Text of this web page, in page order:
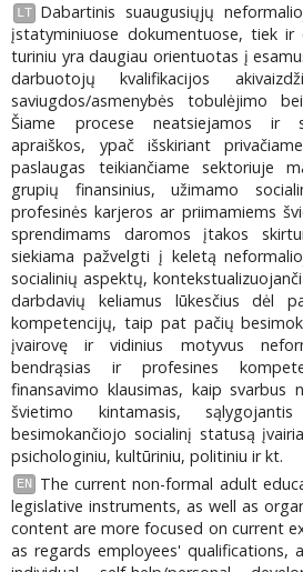
LT
Dabartinis suaugusiųjų
įstatyminiuose dokumentuose, tiek ir
turiniu yra daugiau orientuotas į
darbuotojų kvalifikacijos
saviugdos/asmenybės tobulėjimo
Šiame procese neatsiejamos ir
apraiškos, ypač išskiriant
paslaugas teikiančiame sektoriuje
grupių finansinius, užimamo
profesinės karjeros ar priimamiems
sprendimams daromos įtakos
siekiama pažvelgti į keletą
socialinių aspektų,
darbdavių keliamus lūkesčius dėl
kompetencijų, taip pat pačių
įvairovę ir vidinius motyvus
bendrąsias ir profesines
finansavimo klausimas, kaip svarbus
švietimo kintamasis,
besimokančiojo socialinį statusą
psichologiniu, kultūriniu, politiniu ir kt.
EN
The current non-formal adult
legislative instruments, as well as
content are more focused on current
as regards employees' qualifications,